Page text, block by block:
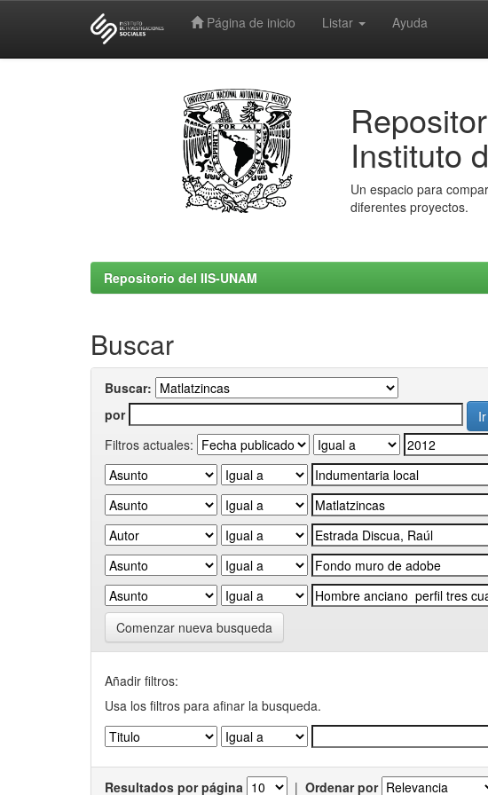
Página de inicio Listar Ayuda
Instituto
Un espacio para
diferentes proyectos.
Repositorio del IIS-UNAM
Buscar
Buscar:
por
Filtros actuales:
Comenzar nueva busqueda
Añadir filtros:
Usa los filtros para afinar la busqueda.
Resultados por página | Ordenar por